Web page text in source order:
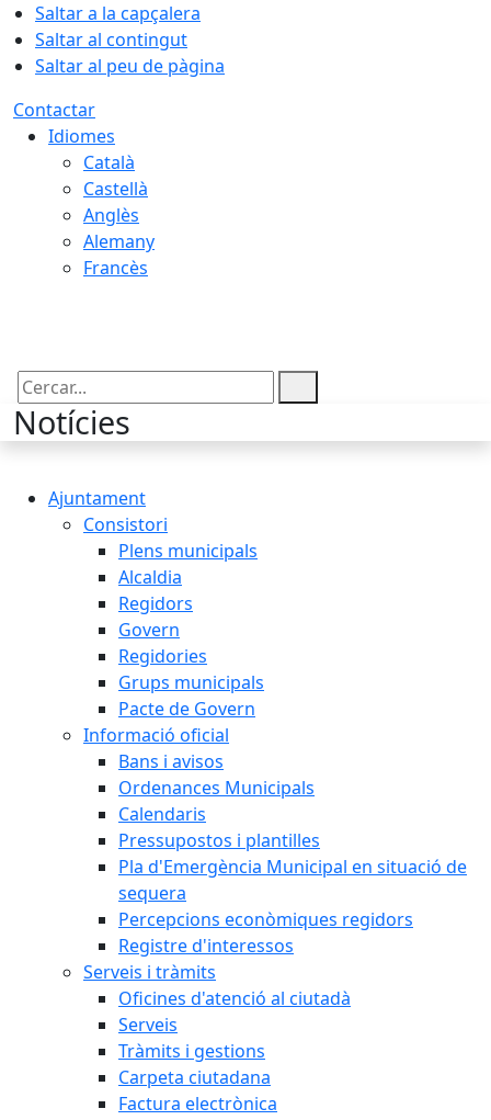
Saltar a la capçalera
Saltar al contingut
Saltar al peu de pàgina
Contactar
Idiomes
Català
Castellà
Anglès
Alemany
Francès
Cercar:
Notícies
Ajuntament
Consistori
Plens municipals
Alcaldia
Regidors
Govern
Regidories
Grups municipals
Pacte de Govern
Informació oficial
Bans i avisos
Ordenances Municipals
Calendaris
Pressupostos i plantilles
Pla d'Emergència Municipal en situació de
sequera
Percepcions econòmiques regidors
Registre d'interessos
Serveis i tràmits
Oficines d'atenció al ciutadà
Serveis
Tràmits i gestions
Carpeta ciutadana
Factura electrònica